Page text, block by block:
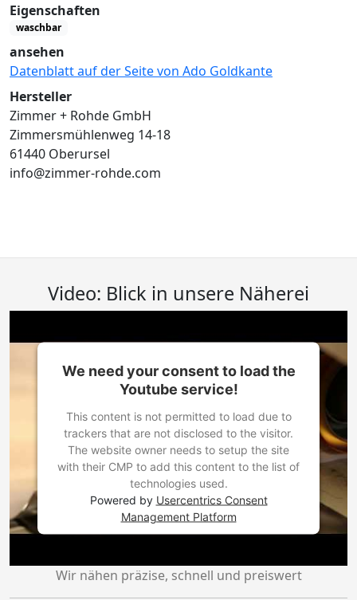
Eigenschaften
waschbar
ansehen
Datenblatt auf der Seite von Ado Goldkante
Hersteller
Zimmer + Rohde GmbH
Zimmersmühlenweg 14-18
61440 Oberursel
info@zimmer-rohde.com
Video: Blick in unsere Näherei
We need your consent to load the
Youtube service!
This content is not permitted to load due to
trackers that are not disclosed to the visitor.
The website owner needs to setup the site
with their CMP to add this content to the list of
technologies used.
Powered by Usercentrics Consent
Management Platform
Wir nähen präzise, schnell und preiswert